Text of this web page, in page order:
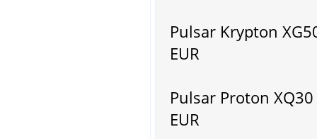
Pulsar Krypton
EUR
Pulsar Proton
EUR